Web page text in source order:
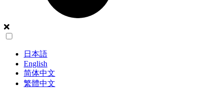
日本語
English
简体中文
繁體中文